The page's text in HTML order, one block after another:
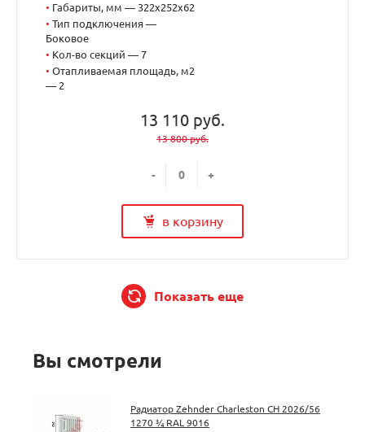
• Габариты, мм — 322x252x62
• Тип подключения —
Боковое
• Кол-во секций — 7
• Отапливаемая площадь, м2
— 2
13 110 руб.
13 800 руб.
- +
в корзину
Показать еще
Вы смотрели
Радиатор Zehnder Charleston CH 2026/56
1270 ¾ RAL 9016